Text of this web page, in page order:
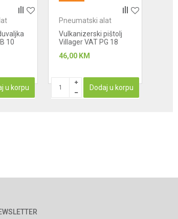
10
u korpu
Pneumatski alat
Vulkanizerski pištolj
Villager VAT PG 18
46,00 KM
Dodaj u korpu